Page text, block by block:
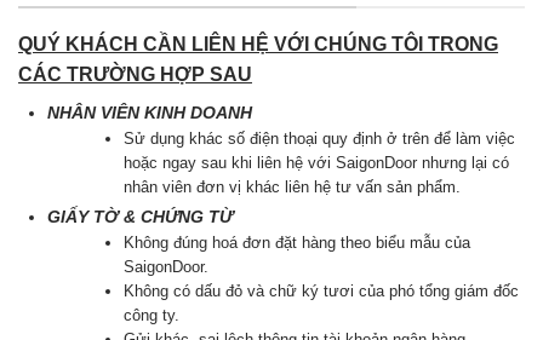
QUÝ KHÁCH CẦN LIÊN HỆ VỚI CHÚNG TÔI TRONG
CÁC TRƯỜNG HỢP SAU
NHÂN VIÊN KINH DOANH
Sử dụng khác số điện thoại quy định ở trên để làm việc
hoặc ngay sau khi liên hệ với SaigonDoor nhưng lại có
nhân viên đơn vị khác liên hệ tư vấn sản phẩm.
GIẤY TỜ & CHỨNG TỪ
Không đúng hoá đơn đặt hàng theo biểu mẫu của
SaigonDoor.
Không có dấu đỏ và chữ ký tươi của phó tổng giám đốc
công ty.